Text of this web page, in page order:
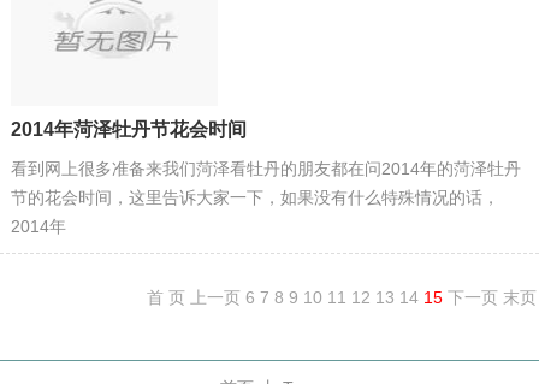
2014年菏泽牡丹节花会时间
看到网上很多准备来我们菏泽看牡丹的朋友都在问2014年的菏泽牡丹
节的花会时间，这里告诉大家一下，如果没有什么特殊情况的话，
2014年
首 页 上一页 6 7 8 9 10 11 12 13 14 15 下一页 末页